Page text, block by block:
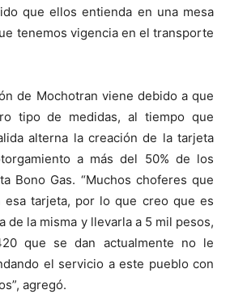
que ellos entienda en una mesa
tenemos vigencia en el transporte
de Mochotran viene debido a que
tipo de medidas, al tiempo que
alterna la creación de la tarjeta
a más del 50% de los
Bono Gas. “Muchos choferes que
esa tarjeta, por lo que creo que es
de la misma y llevarla a 5 mil pesos,
que se dan actualmente no le
el servicio a este pueblo con
agregó.